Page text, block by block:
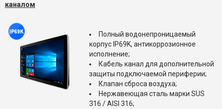
каналом
Полный водонепроницаемый
корпус IP69K, антикоррозионное
исполнение;
Кабель канал для дополнительной
защиты подключаемой периферии;
Клапан сброса воздуха;
Нержавеющая сталь марки SUS
316 / AISI 316;